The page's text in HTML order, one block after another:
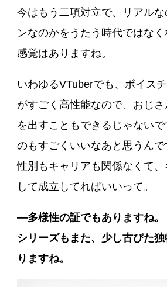
今はもう二項対立で、リアルな
ンなのかをうたう時代ではな
感覚はありますね。
いわゆるVTuberでも、ボイス
がすごく高性能なので、おじ
を出すこともできるじゃない
のもすごくいいなあと思うん
性別もキャリアも関係なくて、
して成立してればいいって。
―多様性の証でもありますね。
シリーズもまた、少し古びた
りますね。